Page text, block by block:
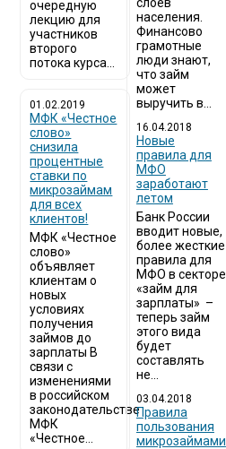
очередную
лекцию для
участников
второго
потока курса...
01.02.2019
МФК «Честное
слово»
снизила
процентные
ставки по
микрозаймам
для всех
клиентов!
МФК «Честное
слово»
объявляет
клиентам о
новых
условиях
получения
займов до
зарплаты В
связи с
изменениями
в российском
законодательстве
МФК
«Честное...
населения.
Финансово
грамотные
люди знают,
что займ
может
выручить в...
16.04.2018
Новые
правила для
МФО
заработают
летом
Банк России
вводит новые,
более жесткие
правила для
МФО в секторе
«займ для
зарплаты» –
теперь займ
этого вида
будет
составлять
не...
03.04.2018
​Правила
пользования
микрозаймами